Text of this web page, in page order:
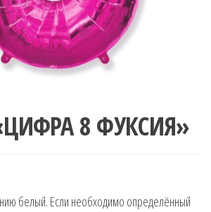
8 ФУКСИЯ»
белый. Если необходимо определённый